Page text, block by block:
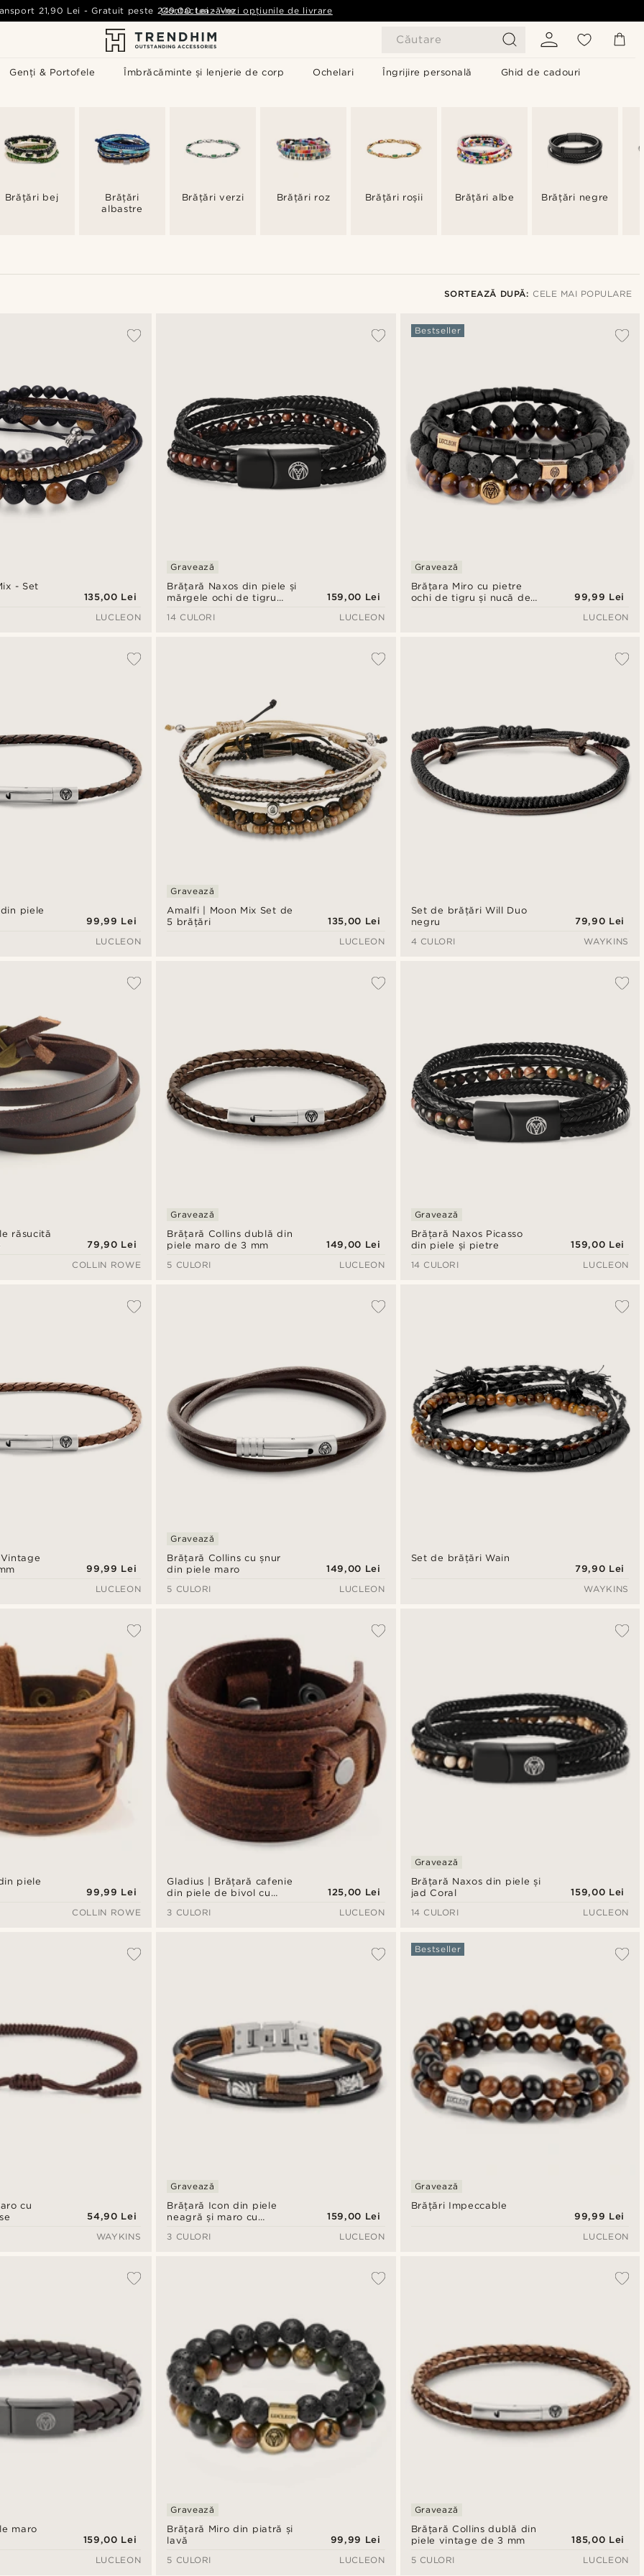
Căutare
Genți & Portofele Îmbrăcăminte și lenjerie de corp Ochelari Îngrijire personală Ghid de cadouri
21,90 Lei -Gratuit peste 249,00 Lei - Vezi opțiunile de livrare
Contactează-ne
Brățări bej
Brățări
albastre
Brățări verzi Brățări roz Brățări roșii Brățări albe Brățări negre
SORTEAZĂ DUPĂ: CELE MAI POPULARE
Cele mai populare
Preț descrescător
- Set
135,00 Lei
LUCLEON
Brățară Naxos din piele și
mărgele ochi de tigru
Gravează
159,00 Lei
14 CULORI
LUCLEON
Brățara Miro cu pietre
ochi de tigru și nucă de
Bestseller
Gravează
99,99 Lei
LUCLEON
piele
99,99 Lei
LUCLEON
Amalfi | Moon Mix Set de
5 brățări
Gravează
135,00 Lei
LUCLEON
Set de brățări Will Duo
negru
79,90 Lei
4 CULORI
WAYKINS
răsucită
79,90 Lei
COLLIN ROWE
Brățară Collins dublă din
piele maro de 3 mm
Gravează
149,00 Lei
5 CULORI
LUCLEON
Brățară Naxos Picasso
din piele și pietre
Gravează
159,00 Lei
14 CULORI
LUCLEON
99,99 Lei
LUCLEON
Brățară Collins cu șnur
din piele maro
Gravează
149,00 Lei
5 CULORI
LUCLEON
Set de brățări Wain
79,90 Lei
WAYKINS
piele
99,99 Lei
COLLIN ROWE
Gladius | Brățară cafenie
din piele de bivol cu
125,00 Lei
3 CULORI
LUCLEON
Brățară Naxos din piele și
jad Coral
Gravează
159,00 Lei
14 CULORI
LUCLEON
cu
54,90 Lei
WAYKINS
Brățară Icon din piele
neagră și maro cu
Gravează
159,00 Lei
3 CULORI
LUCLEON
Brățări Impeccable
Bestseller
Gravează
99,99 Lei
LUCLEON
maro
159,00 Lei
LUCLEON
Brățară Miro din piatră și
lavă
Gravează
99,99 Lei
5 CULORI
LUCLEON
Brățară Collins dublă din
piele vintage de 3 mm
Gravează
185,00 Lei
5 CULORI
LUCLEON